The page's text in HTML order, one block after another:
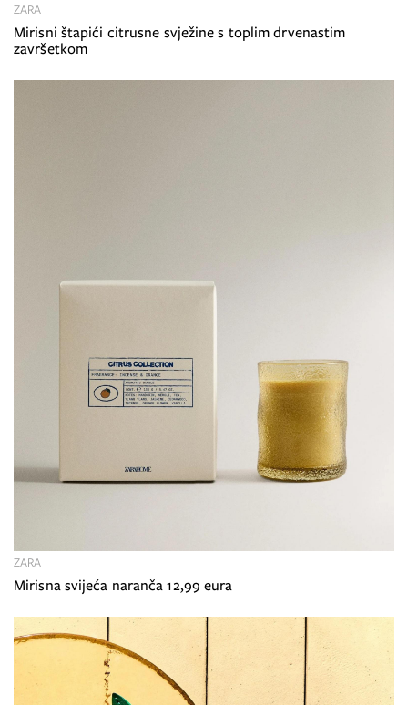
Mirisni štapići citrusne svježine s toplim drvenastim
završetkom
ZARA
Mirisna svijeća naranča 12,99 eura
ZARA